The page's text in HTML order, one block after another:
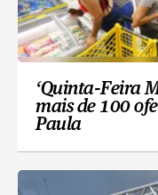
‘Quinta-Feira
mais de 100
Paula